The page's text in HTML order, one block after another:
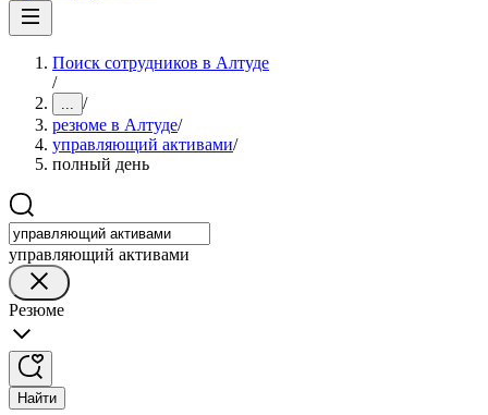
Поиск сотрудников в Алтуде
/
... /
резюме в Алтуде/
управляющий активами/
полный день
управляющий активами
Резюме
Найти